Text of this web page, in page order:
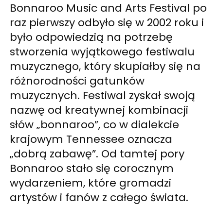
Bonnaroo Music and Arts Festival po
raz pierwszy odbyło się w 2002 roku i
było odpowiedzią na potrzebę
stworzenia wyjątkowego festiwalu
muzycznego, który skupiałby się na
różnorodności gatunków
muzycznych. Festiwal zyskał swoją
nazwę od kreatywnej kombinacji
słów „bonnaroo”, co w dialekcie
krajowym Tennessee oznacza
„dobrą zabawę”. Od tamtej pory
Bonnaroo stało się corocznym
wydarzeniem, które gromadzi
artystów i fanów z całego świata.